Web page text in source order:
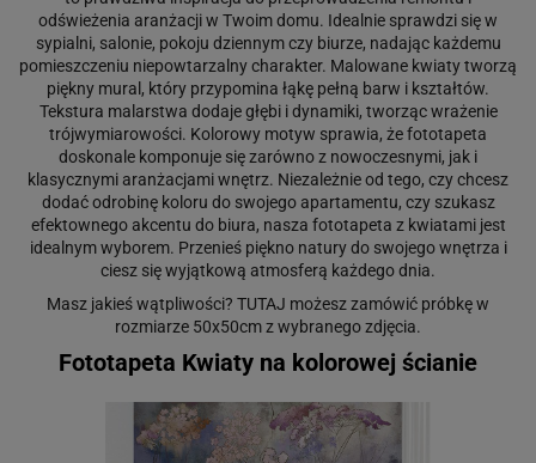
odświeżenia aranżacji w Twoim domu. Idealnie sprawdzi się w
sypialni, salonie, pokoju dziennym czy biurze, nadając każdemu
pomieszczeniu niepowtarzalny charakter. Malowane kwiaty tworzą
piękny mural, który przypomina łąkę pełną barw i kształtów.
Tekstura malarstwa dodaje głębi i dynamiki, tworząc wrażenie
trójwymiarowości. Kolorowy motyw sprawia, że fototapeta
doskonale komponuje się zarówno z nowoczesnymi, jak i
klasycznymi aranżacjami wnętrz. Niezależnie od tego, czy chcesz
dodać odrobinę koloru do swojego apartamentu, czy szukasz
efektownego akcentu do biura, nasza fototapeta z kwiatami jest
idealnym wyborem. Przenieś piękno natury do swojego wnętrza i
ciesz się wyjątkową atmosferą każdego dnia.
Masz jakieś wątpliwości? TUTAJ możesz zamówić próbkę w
rozmiarze 50x50cm z wybranego zdjęcia.
Fototapeta Kwiaty na kolorowej ścianie